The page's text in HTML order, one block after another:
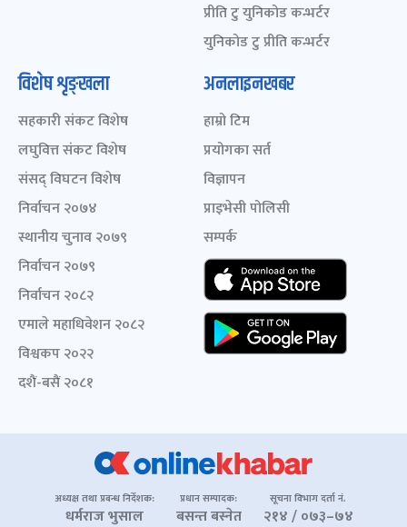
प्रीति टु युनिकोड कन्भर्टर
युनिकोड टु प्रीति कन्भर्टर
विशेष शृङ्खला
सहकारी संकट विशेष
लघुवित्त संकट विशेष
संसद् विघटन विशेष
निर्वाचन २०७४
स्थानीय चुनाव २०७९
निर्वाचन २०७९
निर्वाचन २०८२
एमाले महाधिवेशन २०८२
विश्वकप २०२२
दशैं-बसैं २०८१
अनलाइनखबर
हाम्रो टिम
प्रयोगका सर्त
विज्ञापन
प्राइभेसी पोलिसी
सम्पर्क
अध्यक्ष तथा प्रबन्ध निर्देशक:
धर्मराज भुसाल
प्रधान सम्पादक:
बसन्त बस्नेत
सूचना विभाग दर्ता नं.
२१४ / ०७३–७४